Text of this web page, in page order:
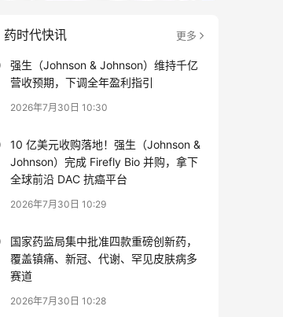
药时代快讯 更多
强生（Johnson & Johnson）维持千亿
营收预期，下调全年盈利指引
2026年7月30日 10:30
10 亿美元收购落地！强生（Johnson &
Johnson）完成 Firefly Bio 并购，拿下
全球前沿 DAC 抗癌平台
2026年7月30日 10:29
国家药监局集中批准四款重磅创新药，
覆盖镇痛、新冠、代谢、罕见皮肤病多
赛道
2026年7月30日 10:28